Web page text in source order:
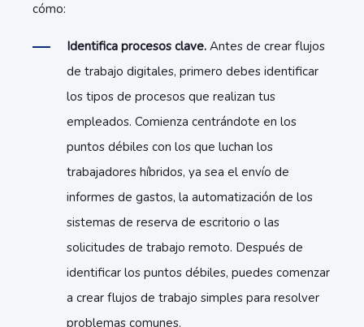
cómo:
Identifica procesos clave. Antes de crear flujos
de trabajo digitales, primero debes identificar
los tipos de procesos que realizan tus
empleados. Comienza centrándote en los
puntos débiles con los que luchan los
trabajadores híbridos, ya sea el envío de
informes de gastos, la automatización de los
sistemas de reserva de escritorio o las
solicitudes de trabajo remoto. Después de
identificar los puntos débiles, puedes comenzar
a crear flujos de trabajo simples para resolver
problemas comunes.